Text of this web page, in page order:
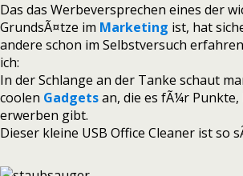
Das das Werbeversprechen eines der
GrundsÃ¤tze im Marketing ist, hat
andere schon im Selbstversuch
ich:
In der Schlange an der Tanke schaut
coolen Gadgetsan, die es fÃ¼r
erwerben gibt.
Dieser kleine USB Office Cleaner ist so